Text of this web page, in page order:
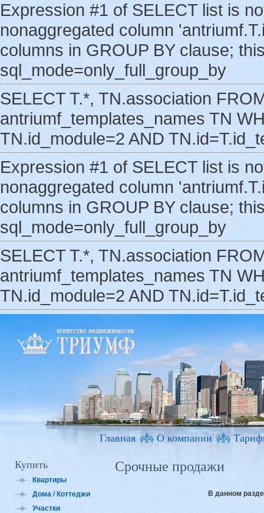
Expression #1 of SELECT list is
nonaggregated column
columns in GROUP BY clause;
sql_mode=only_full_group_by
SELECT T.*, TN.association
antriumf_templates_names TN
TN.id_module=2 AND
Expression #1 of SELECT list is
nonaggregated column
columns in GROUP BY clause;
sql_mode=only_full_group_by
SELECT T.*, TN.association
antriumf_templates_names TN
TN.id_module=2 AND
Главная О компании
Купить
Квартиры
Дома / Коттеджи
Участки
Срочные продажи
В данном